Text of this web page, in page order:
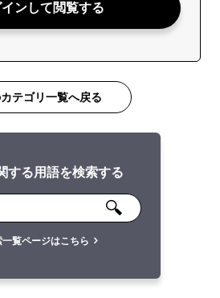
インして閲覧する
テゴリ一覧へ戻る
する用語を検索する
一覧ページはこちら